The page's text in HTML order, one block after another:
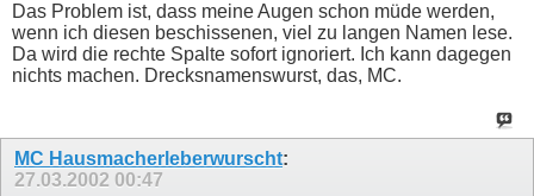
Das Problem ist, dass meine Augen schon müde werden,
wenn ich diesen beschissenen, viel zu langen Namen lese.
Da wird die rechte Spalte sofort ignoriert. Ich kann dagegen
nichts machen. Drecksnamenswurst, das, MC.
MC Hausmacherleberwurscht:
27.03.2002 00:47